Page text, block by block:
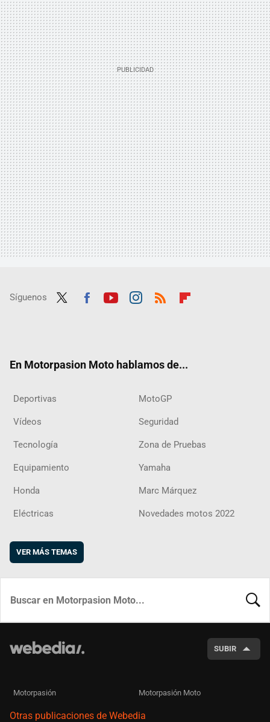
Síguenos
En Motorpasion Moto hablamos de...
Deportivas MotoGP
Vídeos Seguridad
Tecnología Zona de Pruebas
Equipamiento Yamaha
Honda Marc Márquez
Eléctricas Novedades motos 2022
VER MÁS TEMAS
SUBIR
Motorpasión Motorpasión Moto
Otras publicaciones de Webedia